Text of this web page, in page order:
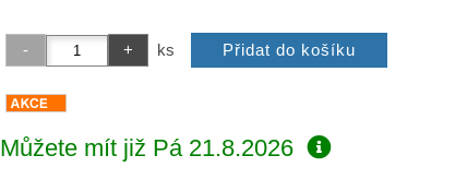
ks
Můžete mít již Pá 21.8.2026